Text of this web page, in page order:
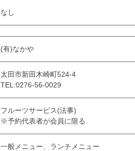
なし
(有)なかや
太田市新田木崎町524-4
TEL:0276-56-0029
フルーツサービス(法事)
※予約代表者が会員に限る
一般メニュー、ランチメニュー